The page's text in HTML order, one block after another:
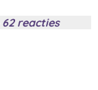
62 reacties